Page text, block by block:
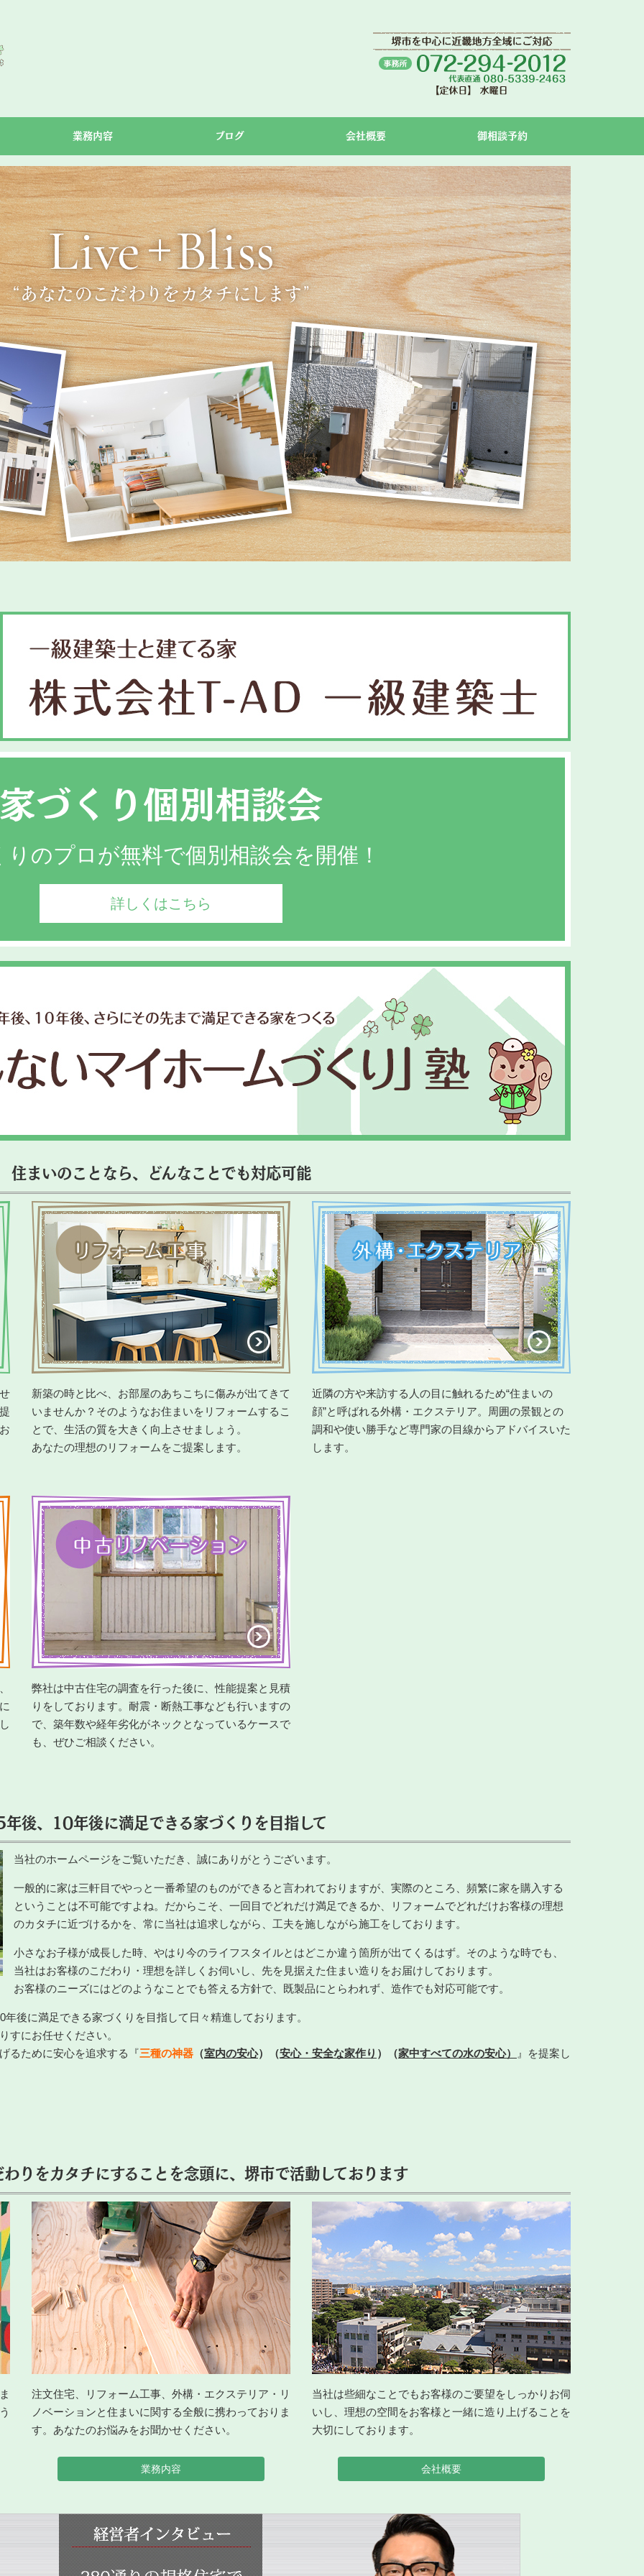
業務内容 ブログ 会社概要 御相談予約
家づくり個別相談会
りのプロが無料で個別相談会を開催！
詳しくはこちら
住まいのことなら、どんなことでも対応可能
新築の時と比べ、お部屋のあちこちに傷みが出てきて
いませんか？そのようなお住まいをリフォームするこ
とで、生活の質を大きく向上させましょう。
あなたの理想のリフォームをご提案します。
近隣の方や来訪する人の目に触れるため“住まいの
顔”と呼ばれる外構・エクステリア。周囲の景観との
調和や使い勝手など専門家の目線からアドバイスいた
します。
弊社は中古住宅の調査を行った後に、性能提案と見積
りをしております。耐震・断熱工事なども行いますの
で、築年数や経年劣化がネックとなっているケースで
も、ぜひご相談ください。
年後、10年後に満足できる家づくりを目指して
当社のホームページをご覧いただき、誠にありがとうございます。
一般的に家は三軒目でやっと一番希望のものができると言われておりますが、実際のところ、頻繁に家を購入する
ということは不可能ですよね。だからこそ、一回目でどれだけ満足できるか、リフォームでどれだけお客様の理想
のカタチに近づけるかを、常に当社は追求しながら、工夫を施しながら施工をしております。
小さなお子様が成長した時、やはり今のライフスタイルとはどこか違う箇所が出てくるはず。そのような時でも、
当社はお客様のこだわり・理想を詳しくお伺いし、先を見据えた住まい造りをお届けしております。
お客様のニーズにはどのようなことでも答える方針で、既製品にとらわれず、造作でも対応可能です。
後に満足できる家づくりを目指して日々精進しております。
すにお任せください。
るために安心を追求する『三種の神器 （室内の安心）（安心・安全な家作り ）（家中すべての水の安心） 』を提案し
りをカタチにすることを念頭に、堺市で活動しております
注文住宅、リフォーム工事、外構・エクステリア・リ
ノベーションと住まいに関する全般に携わっておりま
す。あなたのお悩みをお聞かせください。
業務内容
当社は些細なことでもお客様のご要望をしっかりお伺
いし、理想の空間をお客様と一緒に造り上げることを
大切にしております。
会社概要